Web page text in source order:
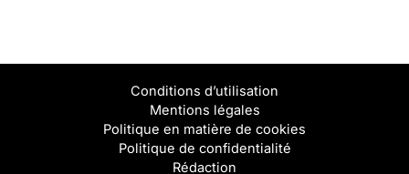
Conditions d’utilisation
Mentions légales
Politique en matière de cookies
Politique de confidentialité
Rédaction